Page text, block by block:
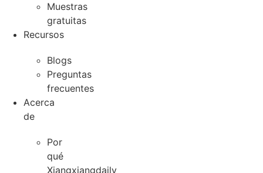
Muestras
gratuitas
Recursos
Blogs
Preguntas
frecuentes
Acerca
de
Por
qué
Xiangxiangdaily